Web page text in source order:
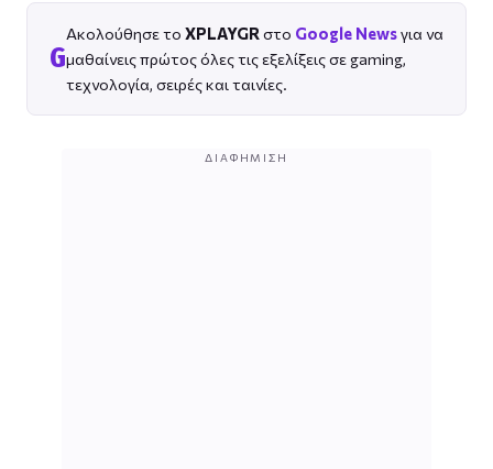
G
Ακολούθησε το XPLAYGR στο Google Newsγια να
μαθαίνεις πρώτος όλες τις εξελίξεις σε gaming,
τεχνολογία, σειρές και ταινίες.
ΔΙΑΦΉΜΙΣΗ